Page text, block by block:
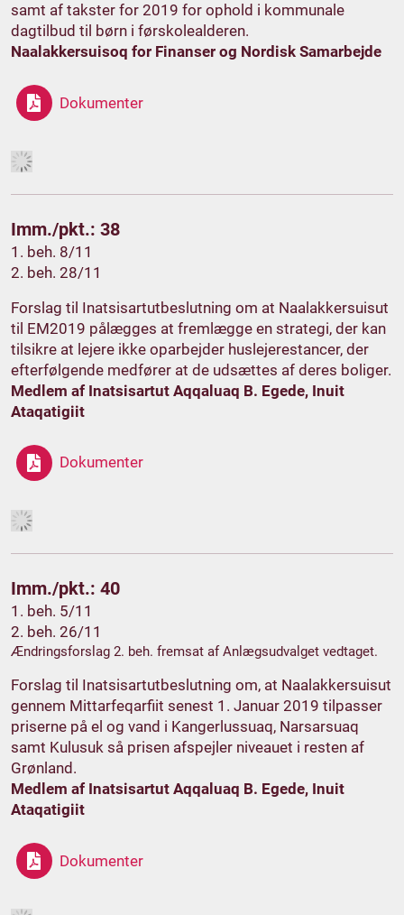
samt af takster for 2019 for ophold i kommunale
dagtilbud til børn i førskolealderen.
Naalakkersuisoq for Finanser og Nordisk Samarbejde
Dokumenter
Imm./pkt.: 38
1. beh. 8/11
2. beh. 28/11
Forslag til Inatsisartutbeslutning om at Naalakkersuisut
til EM2019 pålægges at fremlægge en strategi, der kan
tilsikre at lejere ikke oparbejder huslejerestancer, der
efterfølgende medfører at de udsættes af deres boliger.
Medlem af Inatsisartut Aqqaluaq B. Egede, Inuit
Ataqatigiit
Dokumenter
Imm./pkt.: 40
1. beh. 5/11
2. beh. 26/11
Ændringsforslag 2. beh. fremsat af Anlægsudvalget vedtaget.
Forslag til Inatsisartutbeslutning om, at Naalakkersuisut
gennem Mittarfeqarfiit senest 1. Januar 2019 tilpasser
priserne på el og vand i Kangerlussuaq, Narsarsuaq
samt Kulusuk så prisen afspejler niveauet i resten af
Grønland.
Medlem af Inatsisartut Aqqaluaq B. Egede, Inuit
Ataqatigiit
Dokumenter